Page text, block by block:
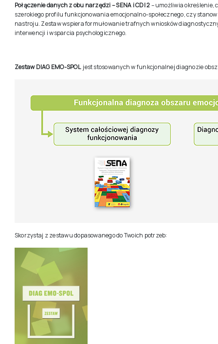
Połączenie danych z obu narzędzi – SENA i CDI 2– umożliwia określenie,
szerokiego profilu funkcjonowania emocjonalno-społecznego, czy
nastroju. Zestaw wspiera formułowanie trafnych wniosków
interwencji i wsparcia psychologicznego.
Zestaw DIAG EMO-SPOLjest stosowanych w funkcjonalnej diagnozie
Skorzystaj z zestawu dopasowanego do Twoich potrzeb: